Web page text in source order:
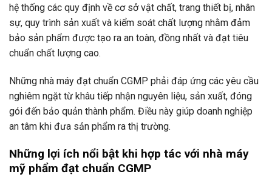
hệ thống các quy định về cơ sở vật chất, trang thiết bị, nhân
sự, quy trình sản xuất và kiểm soát chất lượng nhằm đảm
bảo sản phẩm được tạo ra an toàn, đồng nhất và đạt tiêu
chuẩn chất lượng cao.
Những nhà máy đạt chuẩn CGMP phải đáp ứng các yêu cầu
nghiêm ngặt từ khâu tiếp nhận nguyên liệu, sản xuất, đóng
gói đến bảo quản thành phẩm. Điều này giúp doanh nghiệp
an tâm khi đưa sản phẩm ra thị trường.
Những lợi ích nổi bật khi hợp tác với nhà máy
mỹ phẩm đạt chuẩn CGMP